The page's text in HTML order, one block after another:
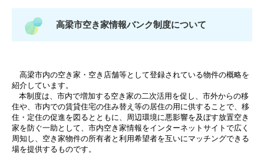
高梁市空き家情報バンク制度について
高梁市内の空き家・空き店舗等として登録されている物件の概略を
紹介しています。
本制度は、市内で増加する空き家の二次活用を促し、市外からの移
住や、市内での賃貸住宅の住み替え等の居住の用に供することで、移
住・定住の促進を図るとともに、周辺環境に悪影響を及ぼす放置空き
家を防ぐ一助として、市内空き家情報をインターネットサイトで広く
周知し、空き家物件の所有者と利用希望者を互いにマッチングできる
場を提供するものです。